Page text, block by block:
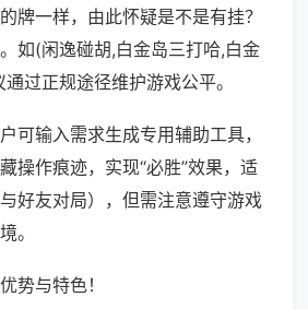
牌一样，由此怀疑是不是有挂？
如(闲逸碰胡,白金岛三打哈,白金
过正规途径维护游戏公平。
可输入需求生成专用辅助工具，
操作痕迹，实现“必胜”效果，适
好友对局），但需注意遵守游戏
。
势与特色！